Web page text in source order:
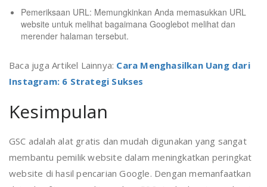
Pemeriksaan URL: Memungkinkan Anda memasukkan URL
website untuk melihat bagaimana Googlebot melihat dan
merender halaman tersebut.
Baca juga Artikel Lainnya: Cara Menghasilkan Uang dari
Instagram: 6 Strategi Sukses
Kesimpulan
GSC adalah alat gratis dan mudah digunakan yang sangat
membantu pemilik website dalam meningkatkan peringkat
website di hasil pencarian Google. Dengan memanfaatkan